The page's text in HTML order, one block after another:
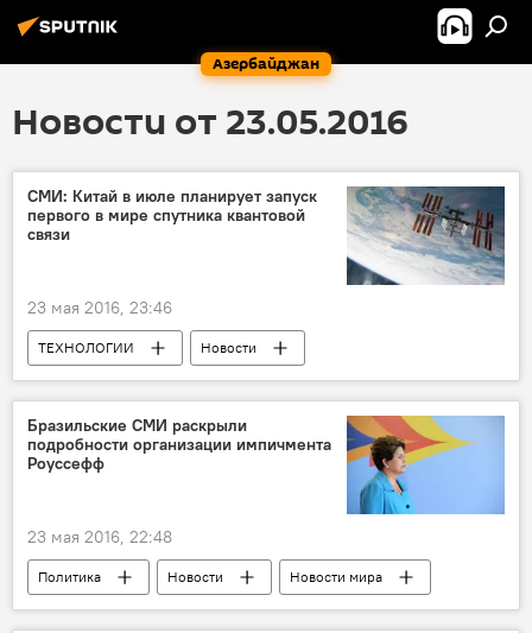
Азербайджан
Новости от 23.05.2016
СМИ: Китай в июле планирует запуск
первого в мире спутника квантовой
связи
23 мая 2016, 23:46
ТЕХНОЛОГИИ
Новости
Новости мира
ЖИЗНЬ
Бразильские СМИ раскрыли
подробности организации импичмента
Роуссефф
23 мая 2016, 22:48
Политика Новости Новости мира